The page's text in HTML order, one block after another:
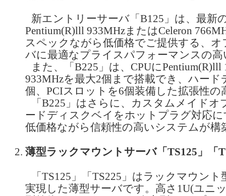
新エントリーサーバ「B125」は、最新
Pentium(R)lll 933MHzまたはCeleron
スペックながら低価格でご提供する、
バに最適なプライスパフォーマンスの
また、「B225」は、CPUにPentium(R)lll
933MHzを最大2個まで搭載でき、ハー
個、PCIスロットを6個装備した拡張性
「B225」はさらに、カスタムメイド
ードディスクベイをホットプラグ対応
低価格ながら信頼性の高いシステムが構
薄型ラックマウントサーバ「TS125」「
「TS125」「TS225」はラックマウン
実現した薄型サーバです。高さ1U(ユニ